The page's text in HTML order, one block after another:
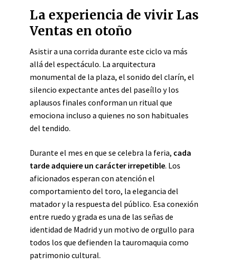
La experiencia de vivir Las
Ventas en otoño
Asistir a una corrida durante este ciclo va más
allá del espectáculo. La arquitectura
monumental de la plaza, el sonido del clarín, el
silencio expectante antes del paseíllo y los
aplausos finales conforman un ritual que
emociona incluso a quienes no son habituales
del tendido.
Durante el mes en que se celebra la feria, cada
tarde adquiere un carácter irrepetible. Los
aficionados esperan con atención el
comportamiento del toro, la elegancia del
matador y la respuesta del público. Esa conexión
entre ruedo y grada es una de las señas de
identidad de Madrid y un motivo de orgullo para
todos los que defienden la tauromaquia como
patrimonio cultural.